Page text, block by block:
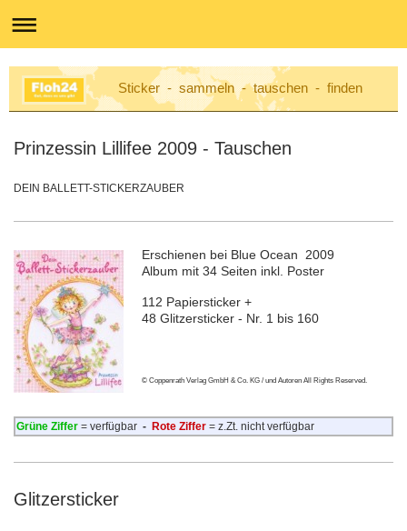
Sticker - sammeln - tauschen - finden
Prinzessin Lillifee 2009 - Tauschen
DEIN BALLETT-STICKERZAUBER
Erschienen bei Blue Ocean 2009
Album mit 34 Seiten inkl. Poster
112 Papiersticker +
48 Glitzersticker - Nr. 1 bis 160
© Coppenrath Verlag GmbH & Co. KG / und Autoren All Rights Reserved.
Grüne Ziffer = verfügbar - Rote Ziffer = z.Zt. nicht verfügbar
Glitzersticker